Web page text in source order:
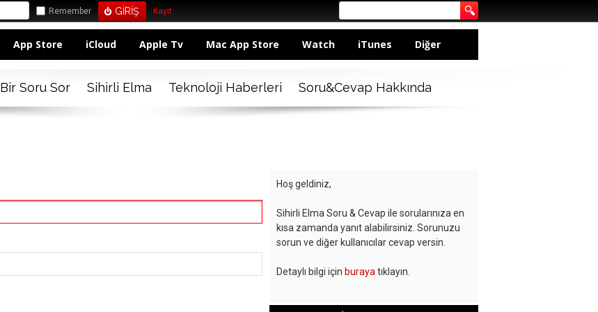
Remember Kayıt
App Store iCloud Apple Tv Mac App Store Watch iTunes Diğer
Bir Soru Sor Sihirli Elma Teknoloji Haberleri Soru&Cevap Hakkında
Hoş geldiniz,
Sihirli Elma Soru & Cevap ile sorularınıza en
kısa zamanda yanıt alabilirsiniz. Sorunuzu
sorun ve diğer kullanıcılar cevap versin.
Detaylı bilgi için buraya tıklayın.